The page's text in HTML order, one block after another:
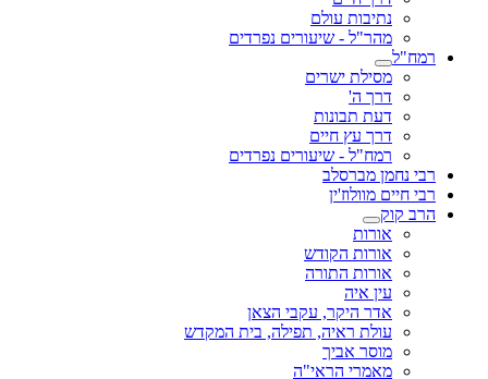
נתיבות עולם
מהר"ל - שיעורים נפרדים
רמח"ל
מסילת ישרים
דרך ה'
דעת תבונות
דרך עץ חיים
רמח"ל - שיעורים נפרדים
רבי נחמן מברסלב
רבי חיים מוולוז'ין
הרב קוק
אורות
אורות הקודש
אורות התורה
עין איה
אדר היקר, עקבי הצאן
עולת ראיה, תפילה, בית המקדש
מוסר אביך
מאמרי הראי"ה